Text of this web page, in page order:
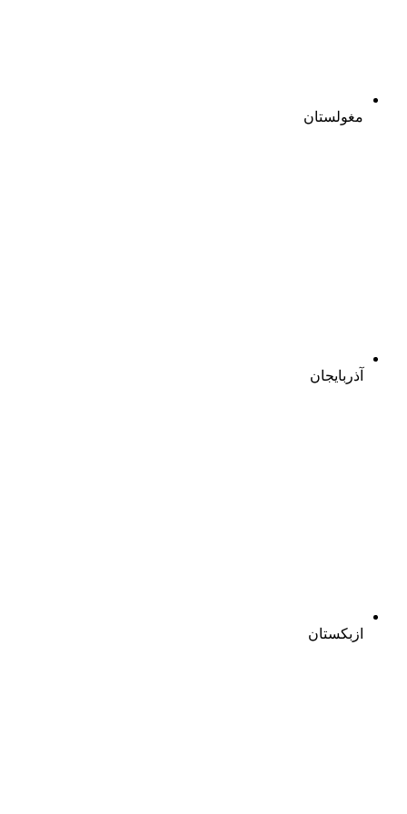
مغولستان
آذربایجان
ازبکستان